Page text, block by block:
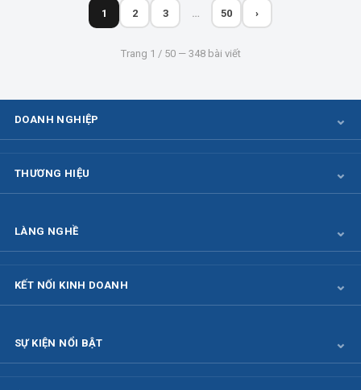
1 2 3 … 50 ›
Trang 1 / 50 — 348 bài viết
DOANH NGHIỆP
THƯƠNG HIỆU
LÀNG NGHỀ
KẾT NỐI KINH DOANH
SỰ KIỆN NỔI BẬT